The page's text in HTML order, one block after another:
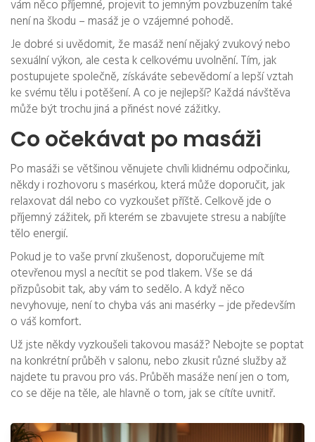
vám něco příjemné, projevit to jemným povzbuzením také
není na škodu – masáž je o vzájemné pohodě.
Je dobré si uvědomit, že masáž není nějaký zvukový nebo
sexuální výkon, ale cesta k celkovému uvolnění. Tím, jak
postupujete společně, získáváte sebevědomí a lepší vztah
ke svému tělu i potěšení. A co je nejlepší? Každá návštěva
může být trochu jiná a přinést nové zážitky.
Co očekávat po masáži
Po masáži se většinou věnujete chvíli klidnému odpočinku,
někdy i rozhovoru s masérkou, která může doporučit, jak
relaxovat dál nebo co vyzkoušet příště. Celkově jde o
příjemný zážitek, při kterém se zbavujete stresu a nabíjíte
tělo energií.
Pokud je to vaše první zkušenost, doporučujeme mít
otevřenou mysl a necítit se pod tlakem. Vše se dá
přizpůsobit tak, aby vám to sedělo. A když něco
nevyhovuje, není to chyba vás ani masérky – jde především
o váš komfort.
Už jste někdy vyzkoušeli takovou masáž? Nebojte se poptat
na konkrétní průběh v salonu, nebo zkusit různé služby až
najdete tu pravou pro vás. Průběh masáže není jen o tom,
co se děje na těle, ale hlavně o tom, jak se cítíte uvnitř.